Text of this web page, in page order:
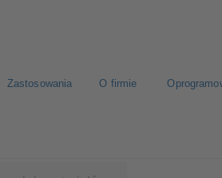
Zastosowania O firmie